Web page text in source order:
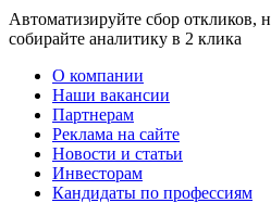
Автоматизируйте сбор откликов,
собирайте аналитику в 2 клика
О компании
Наши вакансии
Партнерам
Реклама на сайте
Новости и статьи
Инвесторам
Кандидаты по профессиям